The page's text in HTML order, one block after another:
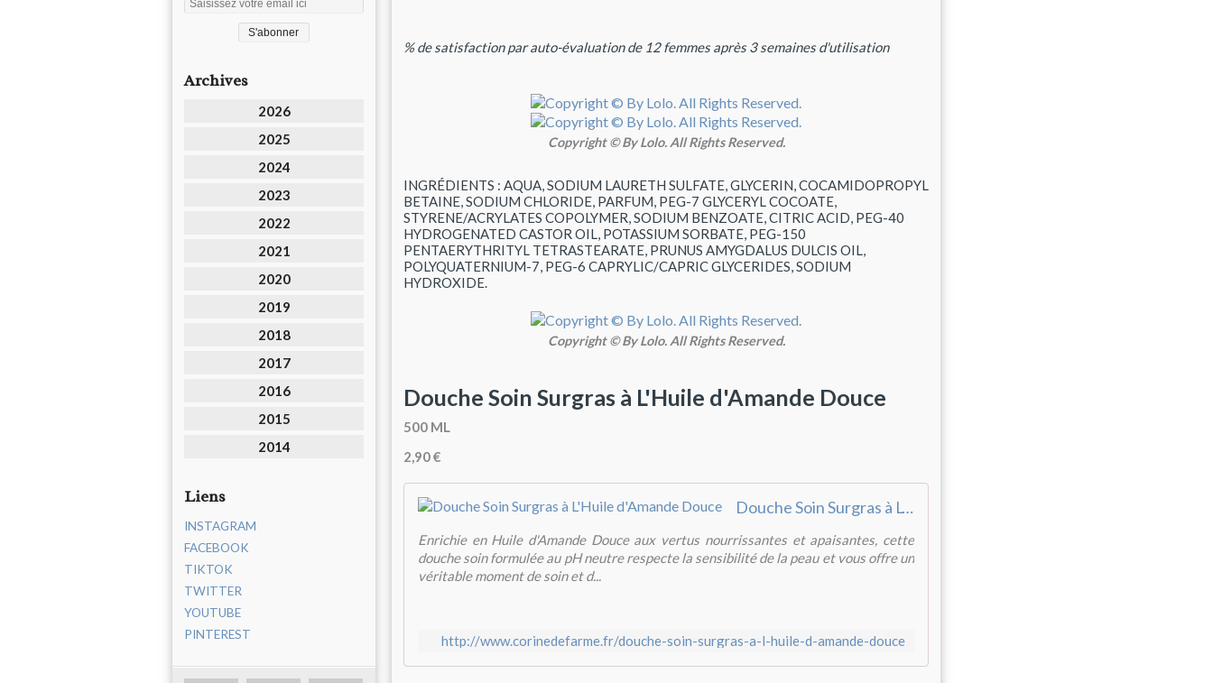
Archives
2026
2025
2024
2023
2022
2021
2020
2019
2018
2017
2016
2015
2014
Liens
INSTAGRAM
FACEBOOK
TIKTOK
TWITTER
YOUTUBE
PINTEREST
% de satisfaction par auto-évaluation de 12 femmes après 3 semaines d'utilisation
Copyright © By Lolo. All Rights Reserved.
INGRÉDIENTS : AQUA, SODIUM LAURETH SULFATE, GLYCERIN, COCAMIDOPROPYL
BETAINE, SODIUM CHLORIDE, PARFUM, PEG-7 GLYCERYL COCOATE,
STYRENE/ACRYLATES COPOLYMER, SODIUM BENZOATE, CITRIC ACID, PEG-40
HYDROGENATED CASTOR OIL, POTASSIUM SORBATE, PEG-150
PENTAERYTHRITYL TETRASTEARATE, PRUNUS AMYGDALUS DULCIS OIL,
POLYQUATERNIUM-7, PEG-6 CAPRYLIC/CAPRIC GLYCERIDES, SODIUM
HYDROXIDE.
Copyright © By Lolo. All Rights Reserved.
Douche Soin Surgras à L'Huile d'Amande Douce
500 ML
2,90 €
Douche Soin Surgras à L'Huile d'Amande Douce
Enrichie en Huile d'Amande Douce aux vertus nourrissantes et apaisantes, cette
douche soin formulée au pH neutre respecte la sensibilité de la peau et vous offre un
véritable moment de soin et d...
http://www.corinedefarme.fr/douche-soin-surgras-a-l-huile-d-amande-douce